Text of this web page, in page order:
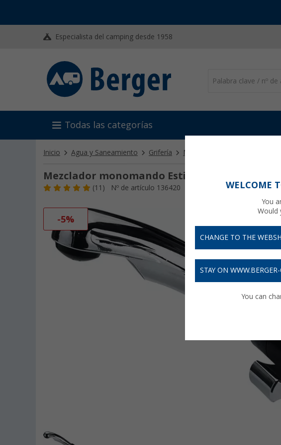
Especialista del camping desde 1958
Todas las categorías
Inicio Agua y Saneamiento Grifería Mezcladores Mezclador
Mezclador monomando Estilo 2005
(11) Nº de artículo 136420
-5%
WELCOME
You
Would
CHANGE TO THE
STAY ON
You can